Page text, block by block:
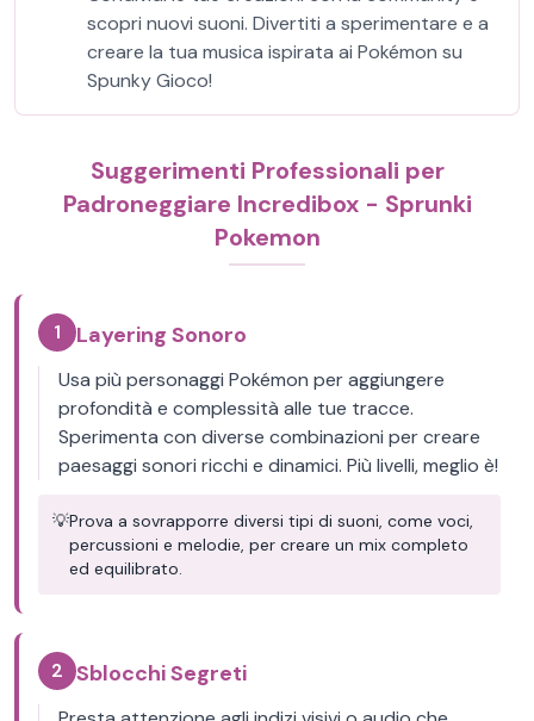
scopri nuovi suoni. Divertiti a sperimentare e a
creare la tua musica ispirata ai Pokémon su
Spunky Gioco!
Suggerimenti Professionali per
Padroneggiare Incredibox - Sprunki
Pokemon
1 Layering Sonoro
Usa più personaggi Pokémon per aggiungere
profondità e complessità alle tue tracce.
Sperimenta con diverse combinazioni per creare
paesaggi sonori ricchi e dinamici. Più livelli, meglio è!
💡Prova a sovrapporre diversi tipi di suoni, come voci,
percussioni e melodie, per creare un mix completo
ed equilibrato.
2 Sblocchi Segreti